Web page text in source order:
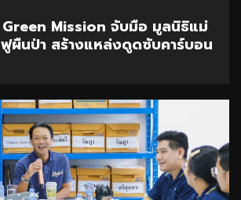
Green Mission จับมือ มูลนิธิแม่
ผืนป่า สร้างแหล่งดูดซับคาร์บอน